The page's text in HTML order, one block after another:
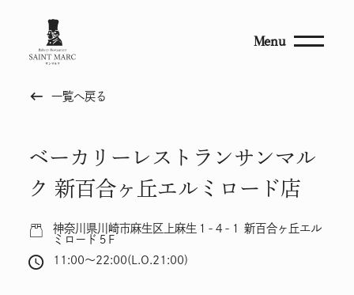
Menu
keyboard_backspace 一覧へ戻る
ベーカリーレストランサンマル
ク 新百合ヶ丘エルミロード店
神奈川県川崎市麻生区上麻生１-４-１ 新百合ヶ丘エル
ミロード５F
11:00～22:00(L.O.21:00)